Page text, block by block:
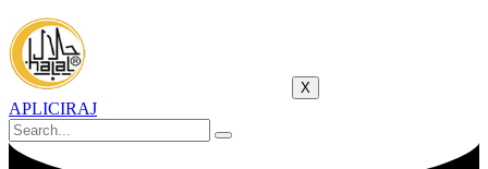
X
APLICIRAJ